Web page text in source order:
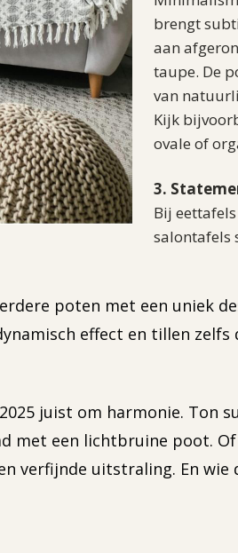
brengt
aan
taupe. De
van
Kijk
ovale of
3.
Bij
salontafels
poten met een uniek
effect en tillen
juist om harmonie. Ton
met een lichtbruine poot.
verfijnde uitstraling. En